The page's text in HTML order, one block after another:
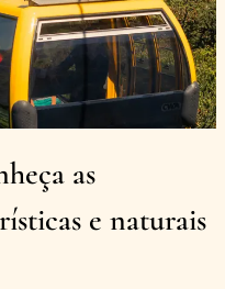
as
e naturais